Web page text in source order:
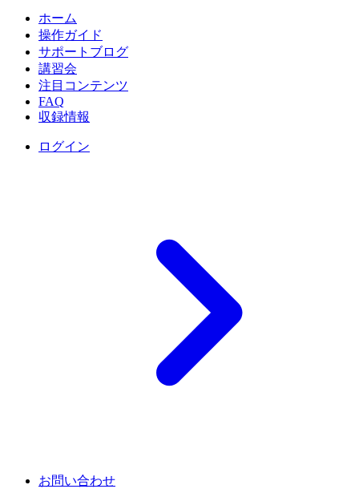
ホーム
操作ガイド
サポートブログ
講習会
注目コンテンツ
FAQ
収録情報
ログイン
お問い合わせ